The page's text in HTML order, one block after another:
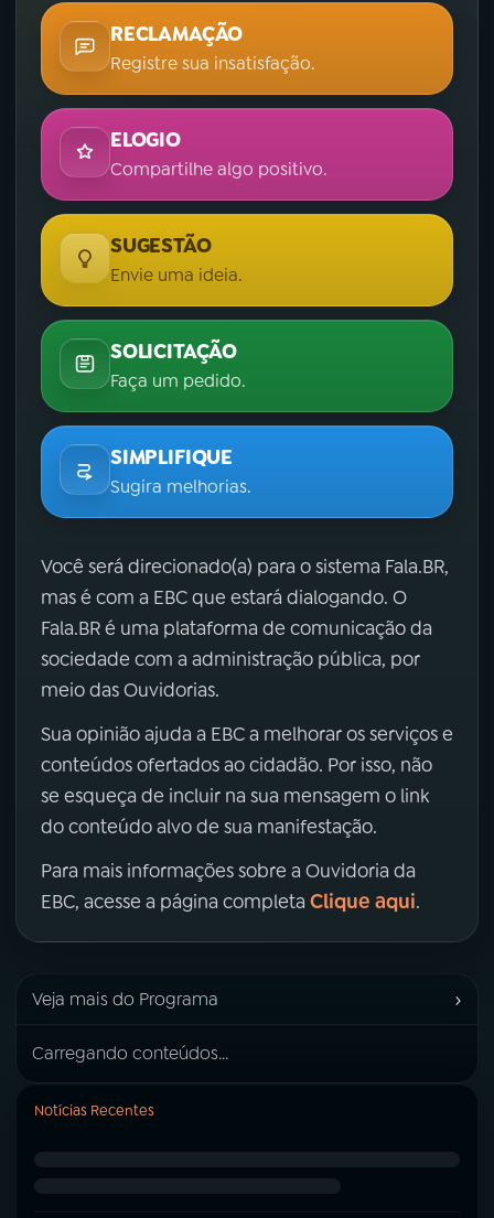
RECLAMAÇÃO
Registre sua insatisfação.
ELOGIO
Compartilhe algo positivo.
SUGESTÃO
Envie uma ideia.
SOLICITAÇÃO
Faça um pedido.
SIMPLIFIQUE
Sugira melhorias.
Você será direcionado(a) para o sistema Fala.BR,
mas é com a EBC que estará dialogando. O
Fala.BR é uma plataforma de comunicação da
sociedade com a administração pública, por
meio das Ouvidorias.
Sua opinião ajuda a EBC a melhorar os serviços e
conteúdos ofertados ao cidadão. Por isso, não
se esqueça de incluir na sua mensagem o link
do conteúdo alvo de sua manifestação.
Para mais informações sobre a Ouvidoria da
EBC, acesse a página completa Clique aqui.
Veja mais do Programa ›
Carregando conteúdos...
Notícias Recentes